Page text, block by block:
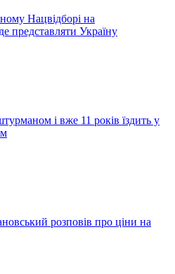
Нацвідборі на
представляти Україну
і вже 11 років їздить у
розповів про ціни на